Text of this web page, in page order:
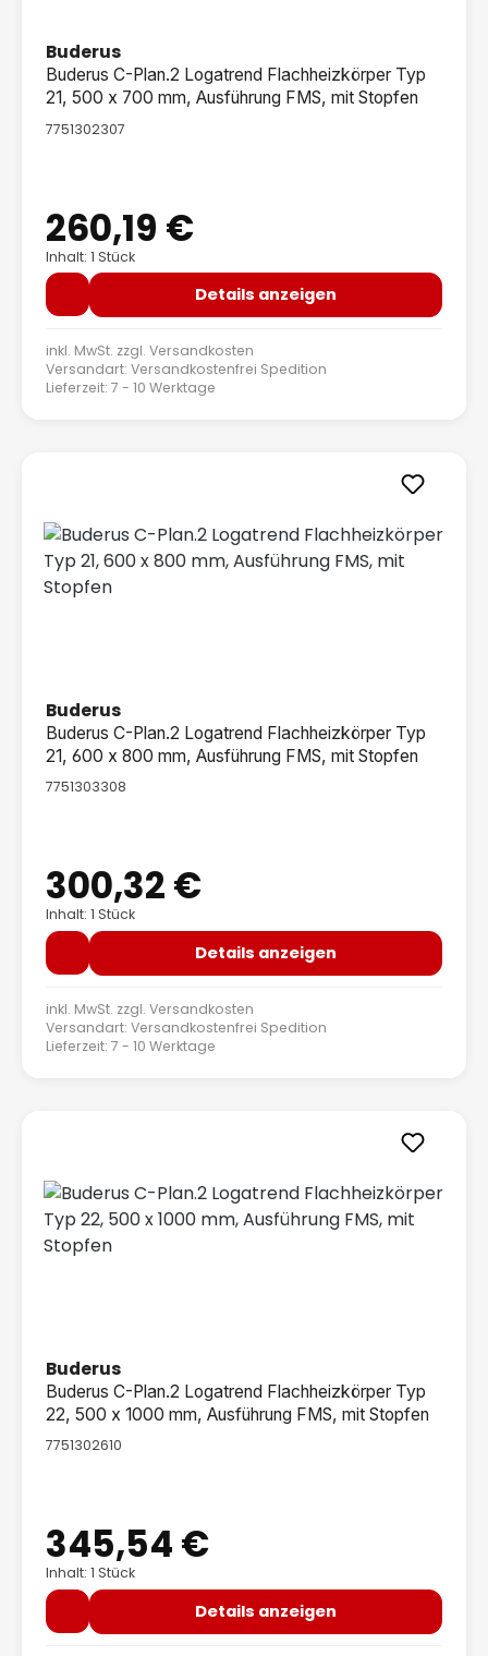
Buderus
Buderus C-Plan.2 Logatrend Flachheizkörper Typ
21, 500 x 700 mm, Ausführung FMS, mit Stopfen
7751302307
Regulärer Preis:
260,19 €
Inhalt: 1 Stück
Details anzeigen
inkl. MwSt. zzgl. Versandkosten
Versandart: Versandkostenfrei Spedition
Lieferzeit: 7 - 10 Werktage
Buderus
Buderus C-Plan.2 Logatrend Flachheizkörper Typ
21, 600 x 800 mm, Ausführung FMS, mit Stopfen
7751303308
Regulärer Preis:
300,32 €
Inhalt: 1 Stück
Details anzeigen
inkl. MwSt. zzgl. Versandkosten
Versandart: Versandkostenfrei Spedition
Lieferzeit: 7 - 10 Werktage
Buderus
Buderus C-Plan.2 Logatrend Flachheizkörper Typ
22, 500 x 1000 mm, Ausführung FMS, mit Stopfen
7751302610
Regulärer Preis:
345,54 €
Inhalt: 1 Stück
Details anzeigen